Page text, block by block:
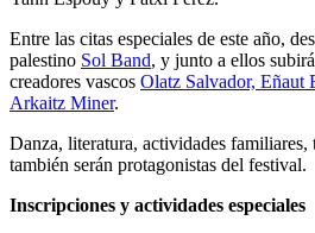
Entre las citas especiales de este año,
palestino Sol Band, y junto a ellos
creadores vascos Olatz Salvador, Eñaut
Arkaitz Miner.
Danza, literatura, actividades
también serán protagonistas del festival.
Inscripciones y actividades especiales